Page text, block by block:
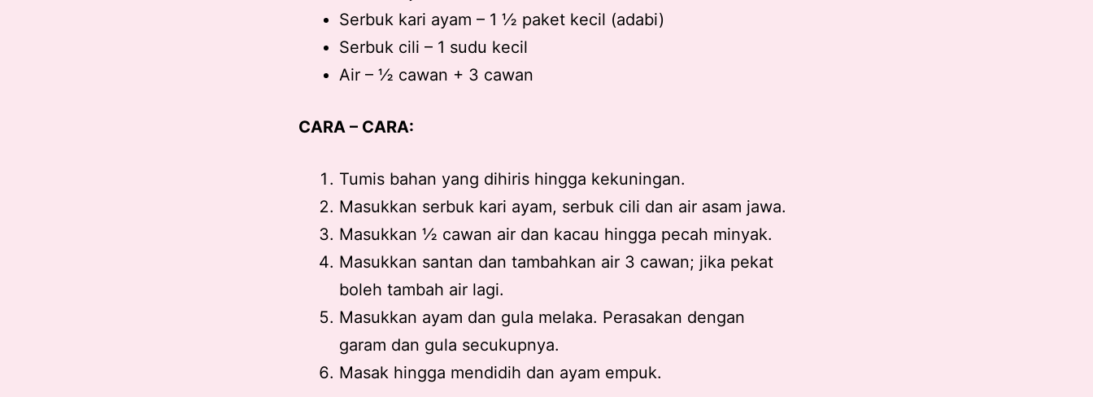
Serbuk kari ayam – 1 ½ paket kecil (adabi)
Serbuk cili – 1 sudu kecil
Air – ½ cawan + 3 cawan
CARA – CARA:
Tumis bahan yang dihiris hingga kekuningan.
Masukkan serbuk kari ayam, serbuk cili dan air asam jawa.
Masukkan ½ cawan air dan kacau hingga pecah minyak.
Masukkan santan dan tambahkan air 3 cawan; jika pekat
boleh tambah air lagi.
Masukkan ayam dan gula melaka. Perasakan dengan
garam dan gula secukupnya.
Masak hingga mendidih dan ayam empuk.